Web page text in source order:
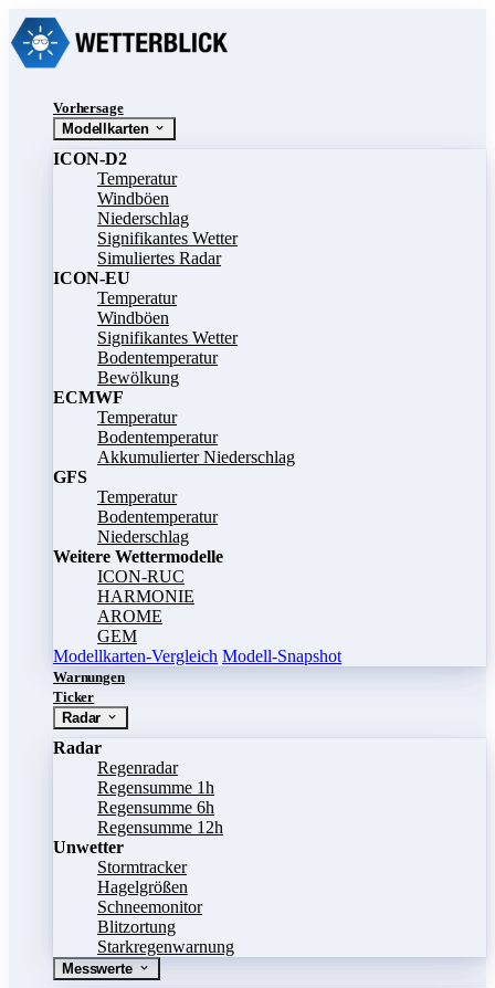
Vorhersage
Modellkarten
ICON-D2
Temperatur
Windböen
Niederschlag
Signifikantes Wetter
Simuliertes Radar
ICON-EU
Temperatur
Windböen
Signifikantes Wetter
Bodentemperatur
Bewölkung
ECMWF
Temperatur
Bodentemperatur
Akkumulierter Niederschlag
GFS
Temperatur
Bodentemperatur
Niederschlag
Weitere Wettermodelle
ICON-RUC
HARMONIE
AROME
GEM
Modellkarten-Vergleich Modell-Snapshot
Warnungen
Ticker
Radar
Radar
Regenradar
Regensumme 1h
Regensumme 6h
Regensumme 12h
Unwetter
Stormtracker
Hagelgrößen
Schneemonitor
Blitzortung
Starkregenwarnung
Messwerte